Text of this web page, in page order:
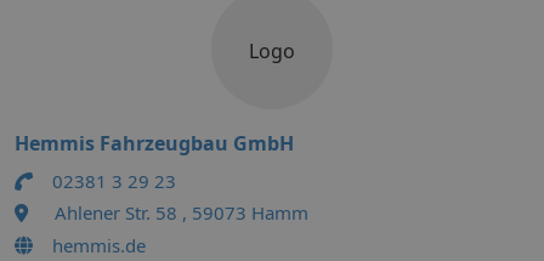
Logo
Hemmis Fahrzeugbau GmbH
02381 3 29 23
Ahlener Str. 58 , 59073 Hamm
hemmis.de